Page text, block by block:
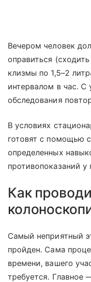
Вечером человек
оправиться
клизмы по 1,5–2
интервалом в час. С
обследования
В условиях
готовят с помощью
определенных
противопоказаний у
Как
Самый неприятный
пройден. Сама
времени, вашего
требуется. Главное